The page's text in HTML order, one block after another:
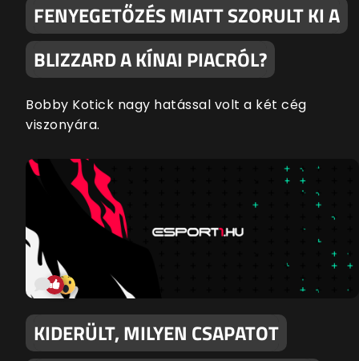
FENYEGETŐZÉS MIATT SZORULT KI A
BLIZZARD A KÍNAI PIACRÓL?
Bobby Kotick nagy hatással volt a két cég
viszonyára.
KIDERÜLT, MILYEN CSAPATOT